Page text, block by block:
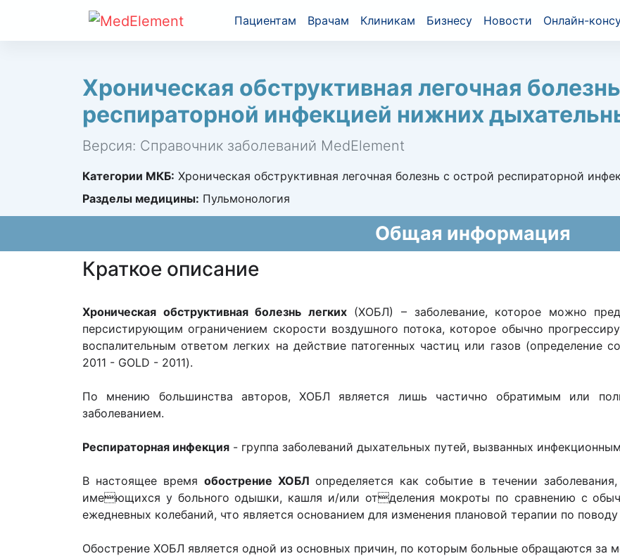
Пациентам Врачам Клиникам Бизнесу Новости Онлайн-
Хроническая обструктивная легочная
респираторной инфекцией нижних
Версия: Справочник заболеваний MedElement
Категории МКБ: Хроническая обструктивная легочная болезнь с острой респираторной
Разделы медицины: Пульмонология
Общая информация
Краткое описание
Хроническая обструктивная болезнь легких(ХОБЛ) – заболевание, которое можно
персистирующим ограничением скорости воздушного потока, которое обычно
воспалительным ответом легких на действие патогенных частиц или газов (определение
2011 - GOLD - 2011).
По мнению большинства авторов, ХОБЛ является лишь частично обратимым или
заболеванием.
Респираторная инфекция - группа заболеваний дыхательных путей, вызванных
В настоящее время обострение ХОБЛ определяется как событие в течении
имеющихся у больного одышки, кашля и/или отделения мокроты по сравнению с
ежедневных колебаний, что является основанием для изменения плановой терапии по
Обострение ХОБЛ является одной из основных причин, по которым больные обращаются за